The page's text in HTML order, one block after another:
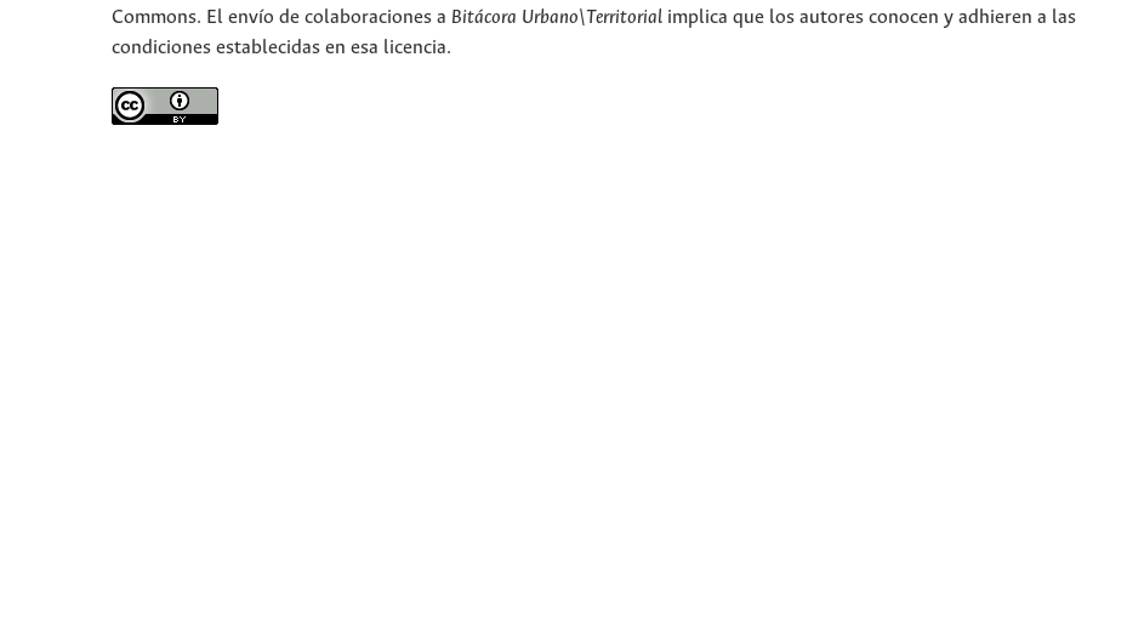
Commons. El envío de colaboraciones a Bitácora Urbano\Territorial implica que los autores conocen y adhieren a las
condiciones establecidas en esa licencia.